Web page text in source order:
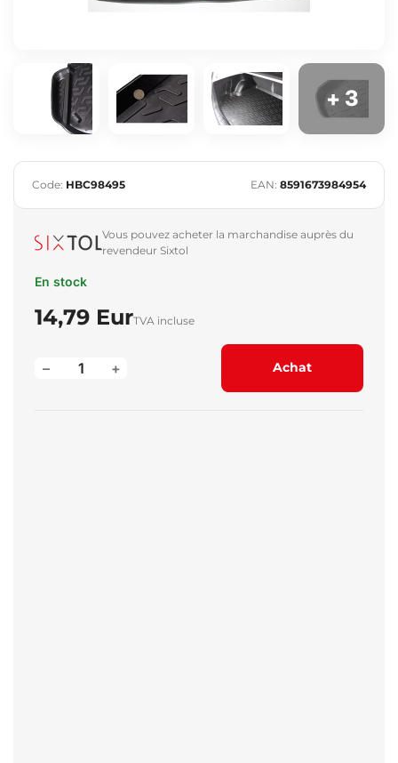
+ 3
Code: HBC98495 EAN: 8591673984954
Vous pouvez acheter la marchandise auprès du
revendeur Sixtol
En stock
14,79 EurTVA incluse
+
– Achat